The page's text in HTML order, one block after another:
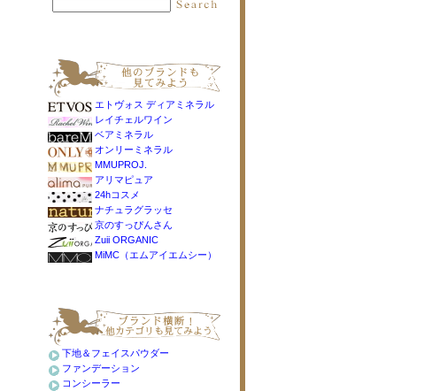
エトヴォス ディアミネラル
レイチェルワイン
ベアミネラル
オンリーミネラル
MMUPROJ.
アリマピュア
24hコスメ
ナチュラグラッセ
京のすっぴんさん
Zuii ORGANIC
MiMC（エムアイエムシー）
下地＆フェイスパウダー
ファンデーション
コンシーラー